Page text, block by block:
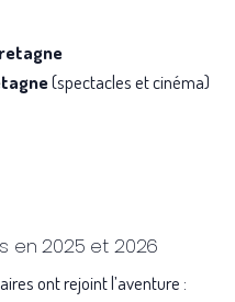
(spectacles et cinéma)
en 2025 et 2026
ont rejoint l’aventure :